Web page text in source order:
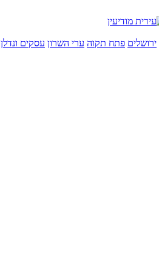
ירושלים פתח תקוה ערי השרון עסקים ונדלן